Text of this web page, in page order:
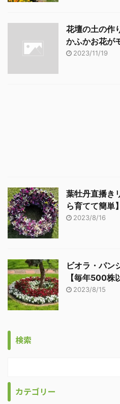
花壇の土の作
かふかお花が
2023/11/19
葉牡丹直播き
ら育てて簡単】
2023/8/16
ビオラ・パン
【毎年500株
2023/8/15
検索
カテゴリー